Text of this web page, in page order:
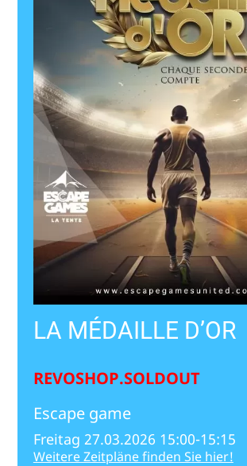
LA MÉDAILLE D’OR
REVOSHOP.SOLDOUT
Escape game
Freitag 27.03.2026 15:00-15:15
Weitere Zeitpläne finden Sie hier!